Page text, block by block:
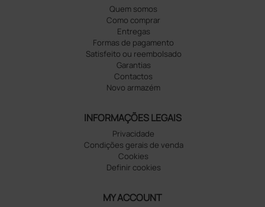
Quem somos
Como comprar
Entregas
Formas de pagamento
Satisfeito ou reembolsado
Garantias
Contactos
Novo armazém
INFORMAÇÕES LEGAIS
Privacidade
Condições gerais de venda
Cookies
Definir cookies
MY ACCOUNT